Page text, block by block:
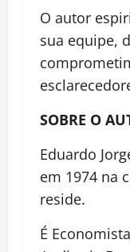
O autor
sua equipe,
SOBRE O
Eduardo
em 1974 na
reside.
É